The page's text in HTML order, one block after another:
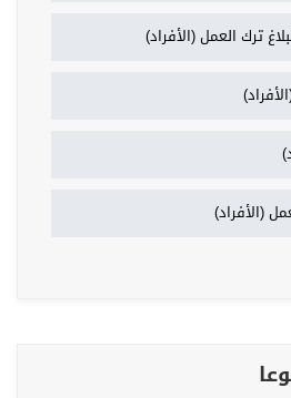
ترك العمل (الأفراد)
(الأفراد)